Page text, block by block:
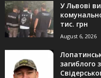
У Львові
тис. грн
August 6, 2026
загиблого